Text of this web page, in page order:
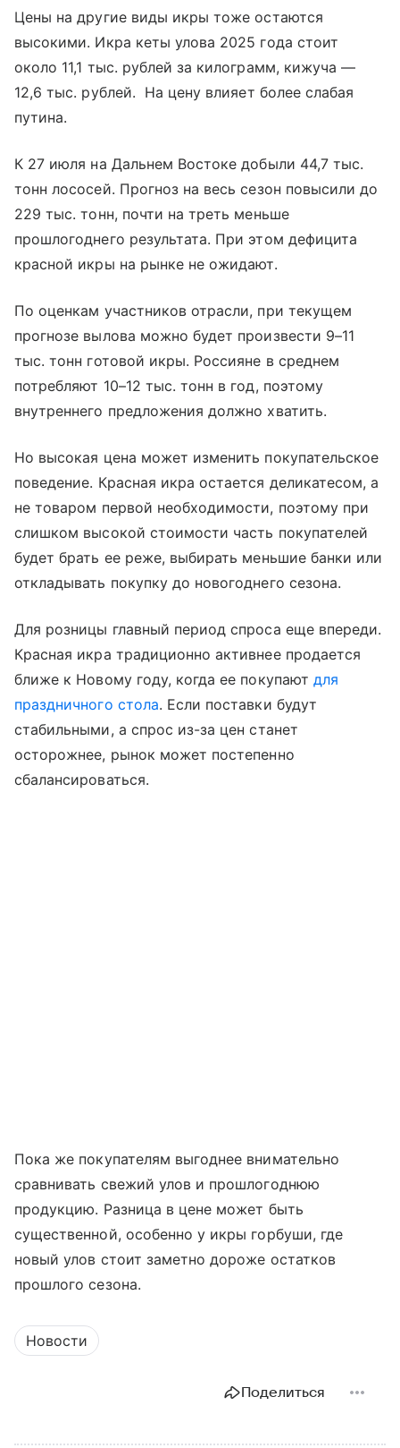
Цены на другие виды икры тоже остаются
высокими. Икра кеты улова 2025 года стоит
около 11,1 тыс. рублей за килограмм, кижуча —
12,6 тыс. рублей. На цену влияет более слабая
путина.
К 27 июля на Дальнем Востоке добыли 44,7 тыс.
тонн лососей. Прогноз на весь сезон повысили до
229 тыс. тонн, почти на треть меньше
прошлогоднего результата. При этом дефицита
красной икры на рынке не ожидают.
По оценкам участников отрасли, при текущем
прогнозе вылова можно будет произвести 9–11
тыс. тонн готовой икры. Россияне в среднем
потребляют 10–12 тыс. тонн в год, поэтому
внутреннего предложения должно хватить.
Но высокая цена может изменить покупательское
поведение. Красная икра остается деликатесом, а
не товаром первой необходимости, поэтому при
слишком высокой стоимости часть покупателей
будет брать ее реже, выбирать меньшие банки или
откладывать покупку до новогоднего сезона.
Для розницы главный период спроса еще впереди.
Красная икра традиционно активнее продается
ближе к Новому году, когда ее покупают для
праздничного стола. Если поставки будут
стабильными, а спрос из-за цен станет
осторожнее, рынок может постепенно
сбалансироваться.
Пока же покупателям выгоднее внимательно
сравнивать свежий улов и прошлогоднюю
продукцию. Разница в цене может быть
существенной, особенно у икры горбуши, где
новый улов стоит заметно дороже остатков
прошлого сезона.
Новости
Поделиться